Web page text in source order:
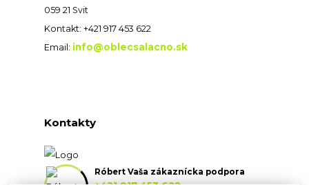
059 21 Svit
Kontakt: +421 917 453 622
Email: info@oblecsalacno.sk
Kontakty
Róbert Vaša zákaznícka podpora